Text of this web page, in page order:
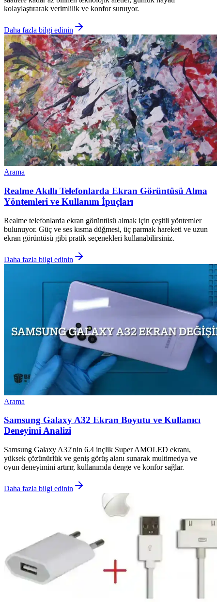
kolaylaştırarak verimlilik ve konfor sunuyor.
Daha fazla bilgi edinin
Arama
Realme Akıllı Telefonlarda Ekran Görüntüsü Alma
Yöntemleri ve Kullanım İpuçları
Realme telefonlarda ekran görüntüsü almak için çeşitli yöntemler
bulunuyor. Güç ve ses kısma düğmesi, üç parmak hareketi ve uzun
ekran görüntüsü gibi pratik seçenekleri kullanabilirsiniz.
Daha fazla bilgi edinin
Arama
Samsung Galaxy A32 Ekran Boyutu ve Kullanıcı
Deneyimi Analizi
Samsung Galaxy A32'nin 6.4 inçlik Super AMOLED ekranı,
yüksek çözünürlük ve geniş görüş alanı sunarak multimedya ve
oyun deneyimini artırır, kullanımda denge ve konfor sağlar.
Daha fazla bilgi edinin